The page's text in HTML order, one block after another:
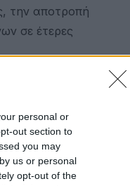
personal or
out section to
you may
us or personal
opt-out of the
την αποτροπή
σε έτερες